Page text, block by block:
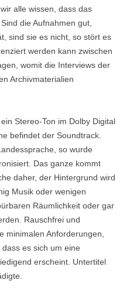
alle wissen, dass das
die Aufnahmen gut,
sind sie es nicht, so stört es
werden kann zwischen
womit die Interviews der
Archivmaterialien
Stereo-Ton im Dolby Digital
befindet der Soundtrack.
so wurde
Das ganze kommt
daher, der Hintergrund wird
Musik oder wenigen
Räumlichkeit oder gar
Rauschfrei und
minimalen Anforderungen,
es sich um eine
erscheint. Untertitel